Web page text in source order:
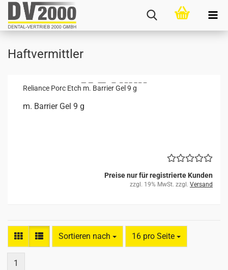
Haftvermittler
Re­li­an­ce Porc Etch m. Bar­ri­er Gel 9 g
m. Bar­ri­er Gel 9 g
Preise nur für registrierte Kunden
zzgl. 19% MwSt. zzgl. Versand
Sortieren nach
Sortieren nach 16 pro Seite
pro Seite
1